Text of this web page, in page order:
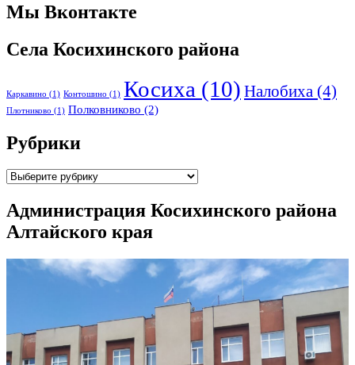
Мы Вконтакте
Села Косихинского района
Каркавино (1) Контошино (1) Косиха (10) Налобиха (4)
Плотниково (1) Полковниково (2)
Рубрики
Рубрики
Администрация Косихинского района
Алтайского края